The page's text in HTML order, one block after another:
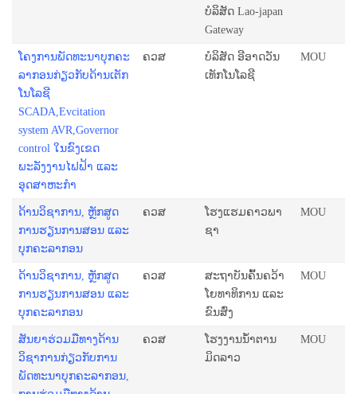
ບໍລິສັດ Lao-japan
Gateway
ໂຄງການພັດທະນາບຸກຄະ
ລາກອນກ່ຽວກັບດ້ານເຕັກ
ໂນໂລຊີ
SCADA,Evcitation
system AVR,Governor
control ໃນຂົງເຂດ
ພະລັງງານໄຟຟ້າ ແລະ
ອຸດສາຫະກຳ
ຄວສ
ບໍລິສັດ ອີອາດວັນ
ເທັກໂນໂລຊີ
MOU
ດ້ານວິຊາການ, ຫຼັກສູດ
ການຮຽນການສອນ ແລະ
ບຸກຄະລາກອນ
ຄວສ
ໂຮງແຮມຄາວພາ
ຊາ
MOU
ດ້ານວິຊາການ, ຫຼັກສູດ
ການຮຽນການສອນ ແລະ
ບຸກຄະລາກອນ
ຄວສ
ສະຖາບັນຄົ້ນຄວ້າ
ໂຍທາທິການ ແລະ
ຂົນສົ່ງ
MOU
ສັນຍາຮ່ວມມືທາງດ້ານ
ວິຊາການກ່ຽວກັບການ
ພັດທະນາບຸກຄະລາກອນ,
ຄວສ
ໂຮງງານນໍ້າຕານ
ມິດລາວ
MOU